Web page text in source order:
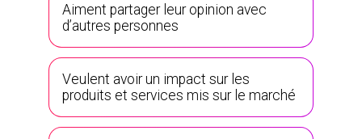
Aiment partager leur opinion avec
d’autres personnes
Veulent avoir un impact sur les
produits et services mis sur le marché